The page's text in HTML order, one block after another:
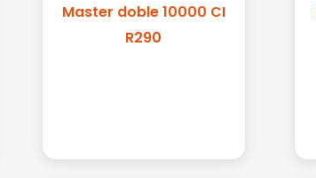
Master doble 10000 CI
R290